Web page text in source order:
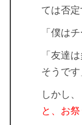
ては否定
「僕は
「友達
そうです
しかし、
と、お祭